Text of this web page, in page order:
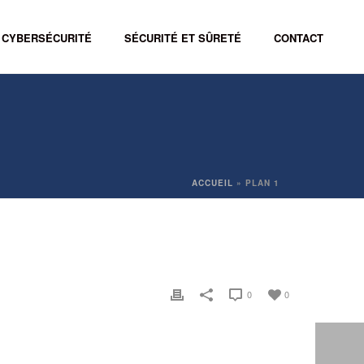
CYBERSÉCURITÉ SÉCURITÉ ET SÛRETÉ CONTACT
ACCUEIL » PLAN 1
0
0